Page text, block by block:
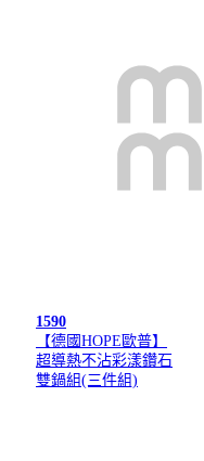
1590
【德國HOPE歐普】
超導熱不沾彩漾鑽石
雙鍋組(三件組)